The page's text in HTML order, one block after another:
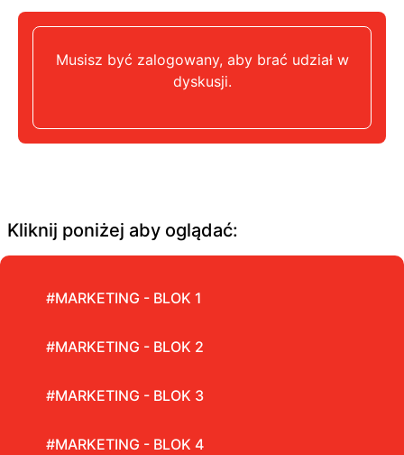
Musisz być zalogowany, aby brać udział w
dyskusji.
Kliknij poniżej aby oglądać:
#MARKETING - BLOK 1
#MARKETING - BLOK 2
#MARKETING - BLOK 3
#MARKETING - BLOK 4